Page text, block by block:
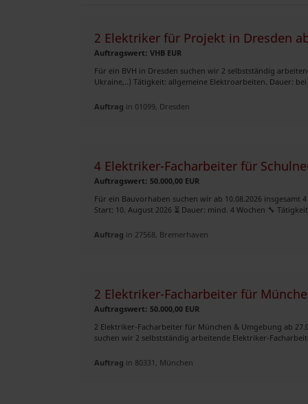
2 Elektriker für Projekt in Dresden
Auftragswert: VHB EUR
Für ein BVH in Dresden suchen wir 2 selbstständig
Ukraine,..) Tätigkeit: allgemeine Elektroarbeiten. Dauer: bei
Auftrag in 01099, Dresden
4 Elektriker-Facharbeiter für
Auftragswert: 50.000,00 EUR
Für ein Bauvorhaben suchen wir ab 10.08.2026 insgesamt
Start: 10. August 2026 ⏳ Dauer: mind. 4 Wochen 🔧 Tätigkeit:
Auftrag in 27568, Bremerhaven
2 Elektriker-Facharbeiter für
Auftragswert: 50.000,00 EUR
2 Elektriker-Facharbeiter für München & Umgebung ab
suchen wir 2 selbstständig arbeitende Elektriker-
Auftrag in 80331, München